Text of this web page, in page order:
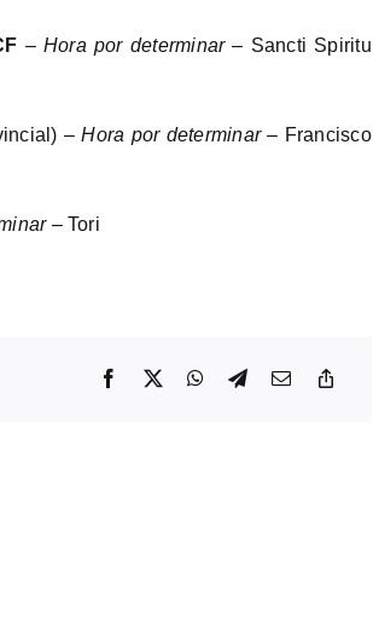
– Hora por determinar– Sancti Spiritu
–Hora por determinar– Francisco
– Tori